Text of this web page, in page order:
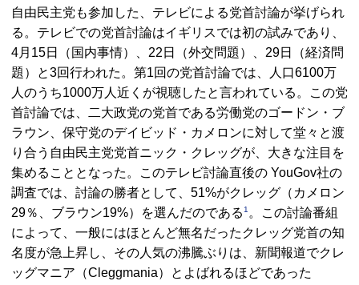
自由民主党も参加した、テレビによる党首討論が挙げられ
る。テレビでの党首討論はイギリスでは初の試みであり、
4月15日（国内事情）、22日（外交問題）、29日（経済問
題）と3回行われた。第1回の党首討論では、人口6100万
人のうち1000万人近くが視聴したと言われている。この党
首討論では、二大政党の党首である労働党のゴードン・ブ
ラウン、保守党のデイビッド・カメロンに対して堂々と渡
り合う自由民主党党首ニック・クレッグが、大きな注目を
集めることとなった。このテレビ討論直後の YouGov社の
調査では、討論の勝者として、51%がクレッグ（カメロン
29％、ブラウン19%）を選んだのである 1 。この討論番組
によって、一般にはほとんど無名だったクレッグ党首の知
名度が急上昇し、その人気の沸騰ぶりは、新聞報道でクレ
ッグマニア（Cleggmania）とよばれるほどであった